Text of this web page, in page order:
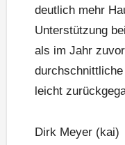
deutlich mehr
Unterstützung
als im Jahr
leicht
Dirk Meyer (kai)